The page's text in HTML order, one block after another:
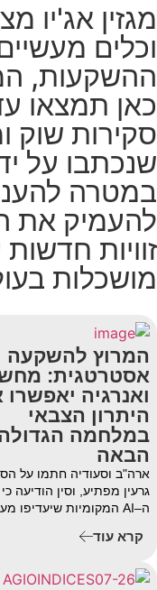
מגזין אג'יו
וכלים
ההשקעות,
כאן תמצאו
סקירות שוק
שנכתבו על
במטרה
להעמיק את
זוויות
מושכלות
המרוץ להשקעה
אסטרטגית:
ואנרגיה
היתרון הצבאי
במלחמה
הבאה
ארה"ב וסעודיה חתמו על
גרעין מפתיע, וסין הודיעה
ה–AI המקומיות שיעדיפו מעבדים
קרא עוד